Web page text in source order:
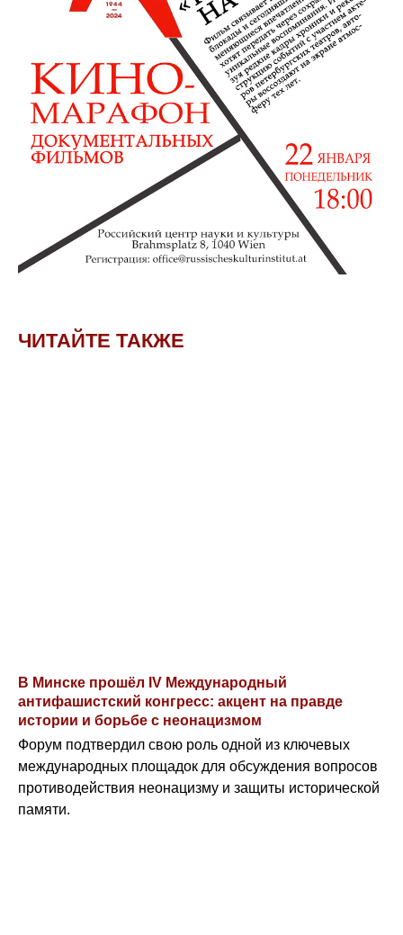
ЧИТАЙТЕ ТАКЖЕ
В Минске прошёл IV Международный
антифашистский конгресс: акцент на правде
истории и борьбе с неонацизмом
Форум подтвердил свою роль одной из ключевых
международных площадок для обсуждения вопросов
противодействия неонацизму и защиты исторической
памяти.